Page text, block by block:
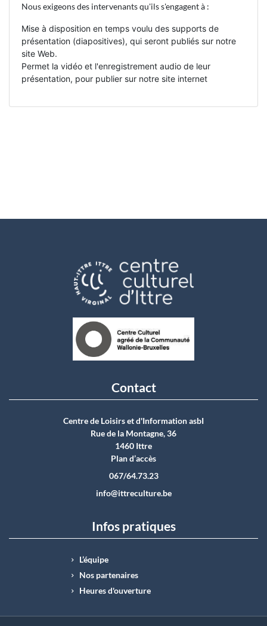
Nous exigeons des intervenants qu'ils s'engagent à :
Mise à disposition en temps voulu des supports de
présentation (diapositives), qui seront publiés sur notre
site Web.
Permet la vidéo et l'enregistrement audio de leur
présentation, pour publier sur notre site internet
Contact
Centre de Loisirs et d'Information asbI
Rue de la Montagne, 36
1460 Ittre
Plan d’accès
067/64.73.23
info@ittreculture.be
Infos pratiques
L’équipe
Nos partenaires
Heures d'ouverture